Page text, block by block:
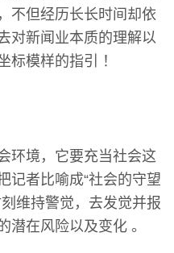
不但经历长长时间却依
对新闻业本质的理解以
标模样的指引 ！
环境，它要充当社会这
记者比喻成“社会的守望
维持警觉，去发觉并报
潜在风险以及变化 。